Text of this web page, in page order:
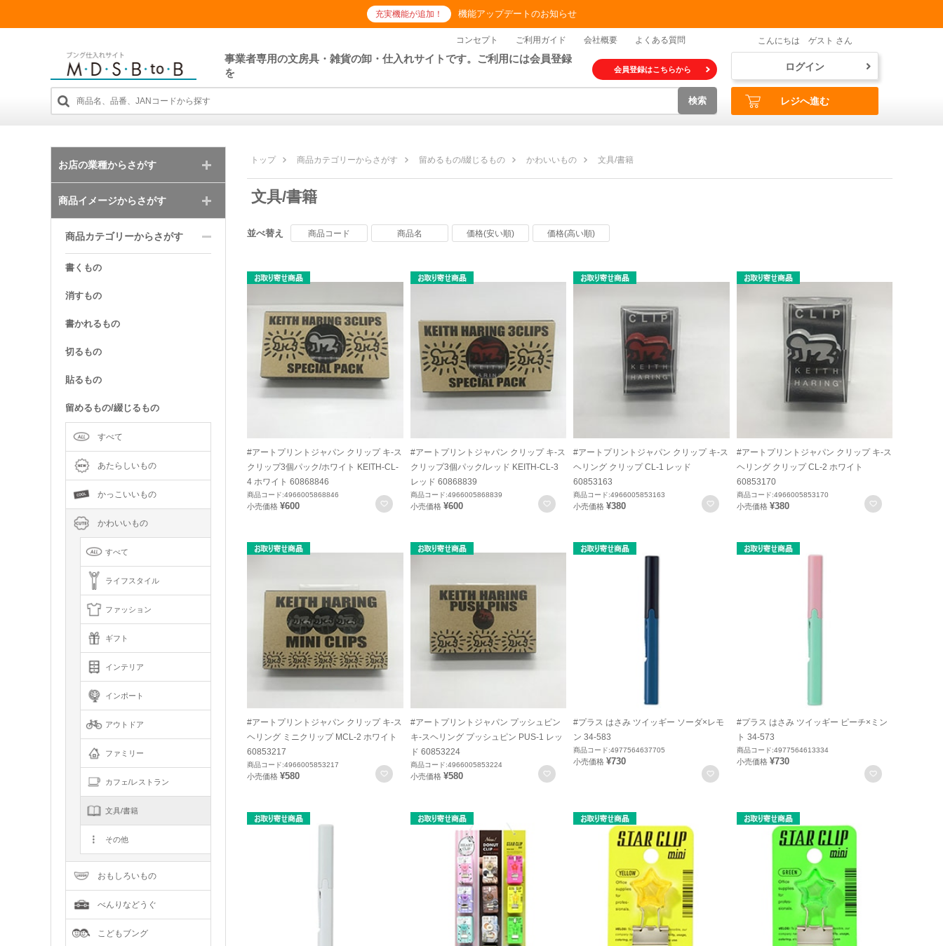
充実機能が追加！ 機能アップデートのお知らせ
コンセプト ご利用ガイド 会社概要 よくある質問
事業者専用の文房具・雑貨の卸・仕入れサイトです。ご利用には会員登録
を
会員登録はこちらから
検索
こんにちは ゲスト さん
ログイン
レジへ進む
トップ 商品カテゴリーからさがす 留めるもの/綴じるもの かわいいもの 文具/書籍
文具/書籍
並べ替え 商品コード 商品名 価格(安い順) 価格(高い順)
#アートプリントジャパン クリップ キ-ス
クリップ3個パック/ホワイト KEITH-CL-
4 ホワイト 60868846
商品コード:4966005868846
小売価格 ¥600 お気に入りに登録
#アートプリントジャパン クリップ キ-ス
クリップ3個パック/レッド KEITH-CL-3
レッド 60868839
商品コード:4966005868839
小売価格 ¥600 お気に入りに登録
#アートプリントジャパン クリップ キ-ス
ヘリング クリップ CL-1 レッド
60853163
商品コード:4966005853163
小売価格 ¥380 お気に入りに登録
#アートプリントジャパン クリップ キ-ス
ヘリング クリップ CL-2 ホワイト
60853170
商品コード:4966005853170
小売価格 ¥380
#アートプリントジャパン クリップ キ-ス
ヘリング ミニクリップ MCL-2 ホワイト
60853217
商品コード:4966005853217
小売価格 ¥580 お気に入りに登録
#アートプリントジャパン プッシュピン
キ-スヘリング プッシュピン PUS-1 レッ
ド 60853224
商品コード:4966005853224
小売価格 ¥580
#プラス はさみ ツイッギー ソーダ×レモ
ン 34-583
商品コード:4977564637705
小売価格 ¥730
お気に入りに登録
#プラス はさみ ツイッギー ピーチ×ミン
ト 34-573
商品コード:4977564613334
小売価格 ¥730
お店の業種からさがす
商品イメージからさがす
商品カテゴリーからさがす
書くもの
消すもの
書かれるもの
切るもの
貼るもの
留めるもの/綴じるもの
すべて
あたらしいもの
かっこいいもの
かわいいもの
すべて
ライフスタイル
ファッション
ギフト
インテリア
インポート
アウトドア
ファミリー
カフェ/レストラン
文具/書籍
その他
おもしろいもの
べんりなどうぐ
こどもブング